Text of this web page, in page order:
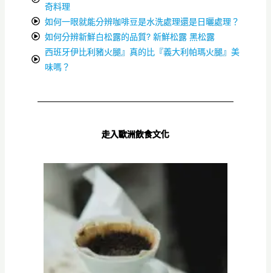
奇料理
如何一眼就能分辨咖啡豆是水洗處理還是日曬處理？
如何分辨新鮮白松露的品質? 新鮮松露 黑松露
西班牙伊比利豬火腿』真的比『義大利帕瑪火腿』美
味嗎？
走入歐洲飲食文化